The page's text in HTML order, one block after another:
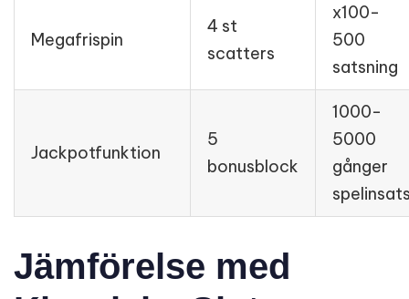
Megafrispin
4 st
scatters
x100-
500
satsning
Jackpotfunktion
5
bonusblock
1000-
5000
gånger
Jämförelse med